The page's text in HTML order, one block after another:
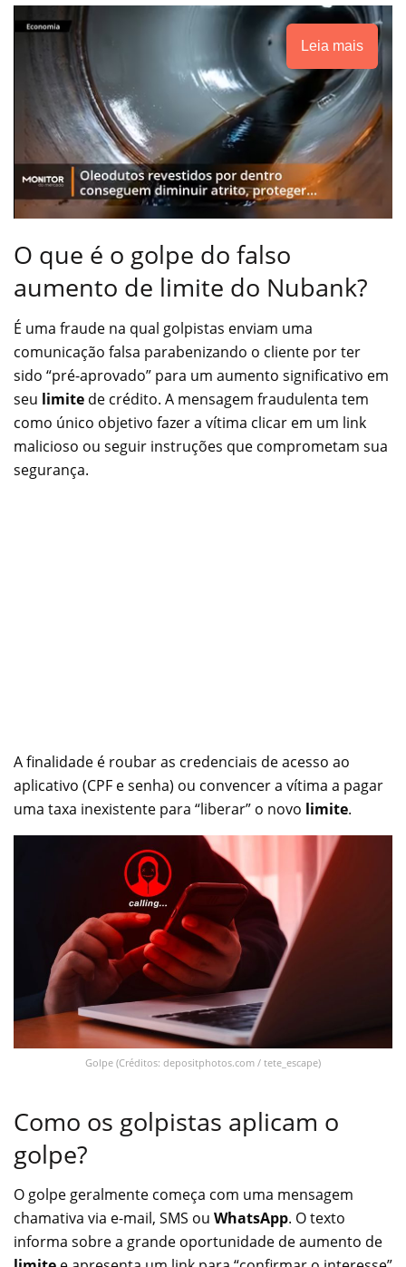
Leia mais
O que é o golpe do falso
aumento de limite do Nubank?
É uma fraude na qual golpistas enviam uma
comunicação falsa parabenizando o cliente por ter
sido “pré-aprovado” para um aumento significativo em
seu limite de crédito. A mensagem fraudulenta tem
como único objetivo fazer a vítima clicar em um link
malicioso ou seguir instruções que comprometam sua
segurança.
A finalidade é roubar as credenciais de acesso ao
aplicativo (CPF e senha) ou convencer a vítima a pagar
uma taxa inexistente para “liberar” o novo limite.
Golpe (Créditos: depositphotos.com / tete_escape)
Como os golpistas aplicam o
golpe?
O golpe geralmente começa com uma mensagem
chamativa via e-mail, SMS ou WhatsApp. O texto
informa sobre a grande oportunidade de aumento de